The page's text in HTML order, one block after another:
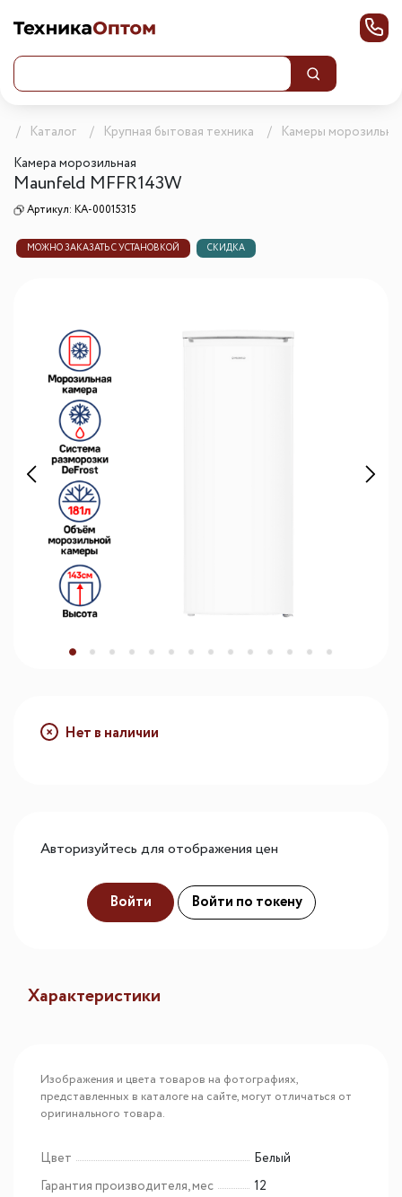
Каталог Крупная бытовая техника
Камеры
Камера морозильная
Maunfeld MFFR143W
Артикул: КА-00015315
МОЖНО ЗАКАЗАТЬ С УСТАНОВКОЙ СКИДКА
Нет в наличии
Авторизуйтесь для отображения цен
Войти Войти по токену
Характеристики
Изображения и цвета товаров на фотографиях,
представленных в каталоге на сайте, могут отличаться от
оригинального товара.
Цвет
Белый
Гарантия производителя, мес
12